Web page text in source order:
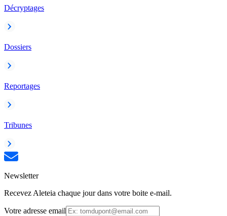
Décryptages
Dossiers
Reportages
Tribunes
Newsletter
Recevez Aleteia chaque jour dans votre boite e-mail.
Votre adresse email